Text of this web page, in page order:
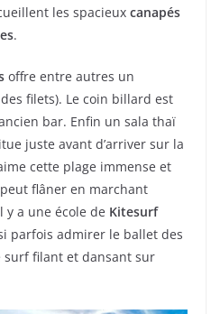
les spacieux canapés
.
offre entre autres un
filets). Le coin billard est
bar. Enfin un sala thaï
juste avant d’arriver sur la
cette plage immense et
flâner en marchant
y a une école de Kitesurf
parfois admirer le ballet des
surf filant et dansant sur